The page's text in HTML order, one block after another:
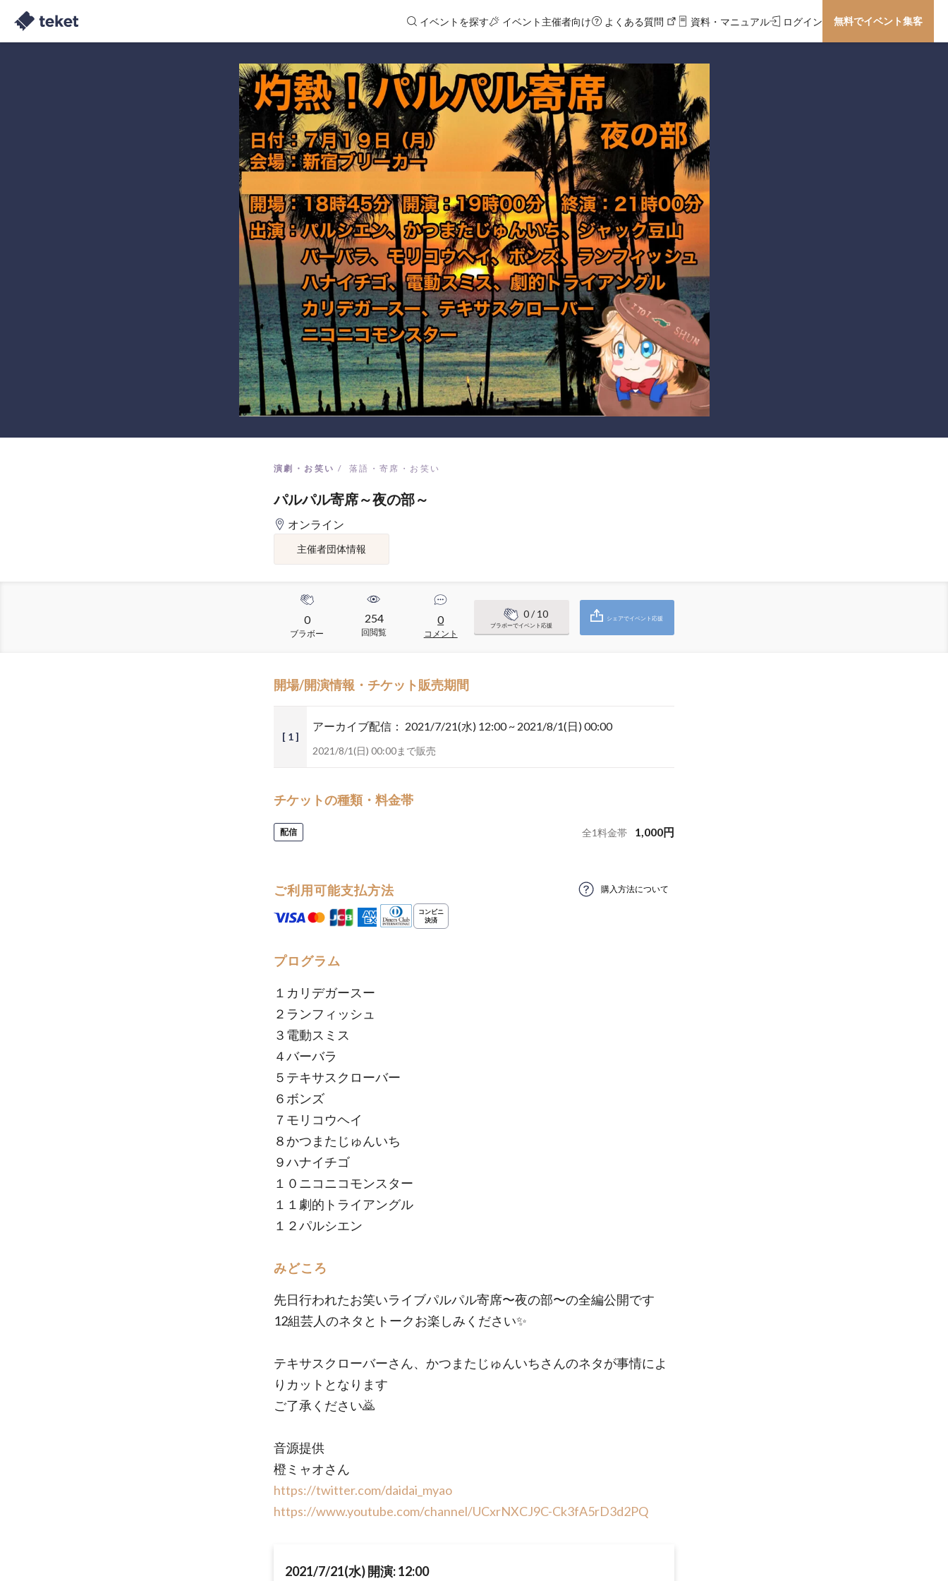
イベントを探す イベント主催者向け よくある質問 資料・マニュアル ログイン 無料でイベント集客
演劇・お笑い 落語・寄席・お笑い
パルパル寄席～夜の部～
オンライン
主催者団体情報
0
ブラボー
254
回閲覧
0
コメント
0/ 10
ブラボーでイベント応援
シェアでイベント応援
開場/開演情報・チケット販売期間
[ 1 ]
アーカイブ配信： 2021/7/21(水) 12:00 ~ 2021/8/1(日) 00:00
2021/8/1(日) 00:00まで販売
チケットの種類・料金帯
配信 全1料金帯 1,000円
ご利用可能支払方法 購入方法について
プログラム
１カリデガースー
２ランフィッシュ
３電動スミス
４バーバラ
５テキサスクローバー
６ボンズ
７モリコウヘイ
８かつまたじゅんいち
９ハナイチゴ
１０ニコニコモンスター
１１劇的トライアングル
１２パルシエン
みどころ
先日行われたお笑いライブパルパル寄席〜夜の部〜の全編公開です
12組芸人のネタとトークお楽しみください✨
テキサスクローバーさん、かつまたじゅんいちさんのネタが事情によ
りカットとなります
ご了承ください🙇
音源提供
橙ミャオさん
https://twitter.com/daidai_myao
https://www.youtube.com/channel/UCxrNXCJ9C-Ck3fA5rD3d2PQ
2021/7/21(水) 開演: 12:00